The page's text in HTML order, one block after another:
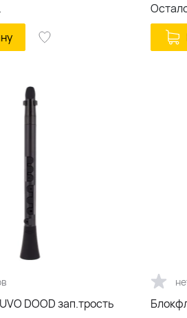
DOOD зап.трость